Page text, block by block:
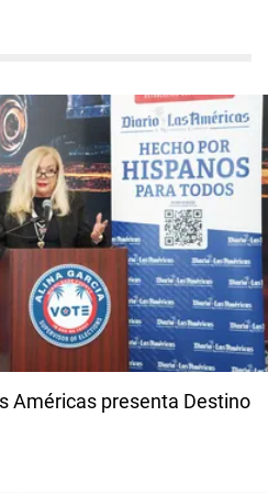
Américas presenta Destino